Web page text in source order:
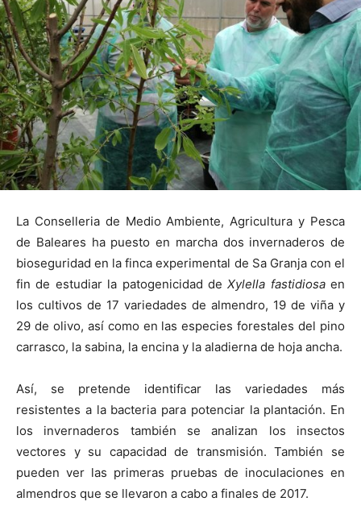
La Conselleria de Medio Ambiente, Agricultura y Pesca
de Baleares ha puesto en marcha dos invernaderos de
bioseguridad en la finca experimental de Sa Granja con el
fin de estudiar la patogenicidad deXylella fastidiosaen
los cultivos de 17 variedades de almendro, 19 de viña y
29 de olivo, así como en las especies forestales del pino
carrasco, la sabina, la encina y la aladierna de hoja ancha.
Así, se pretende identificar las variedades más
resistentes a la bacteria para potenciar la plantación. En
los invernaderos también se analizan los insectos
vectores y su capacidad de transmisión. También se
pueden ver las primeras pruebas de inoculaciones en
almendros que se llevaron a cabo a finales de 2017.